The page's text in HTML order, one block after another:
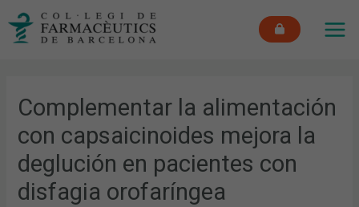
Complementar la alimentación
con capsaicinoides mejora la
deglución en pacientes con
disfagia orofaríngea